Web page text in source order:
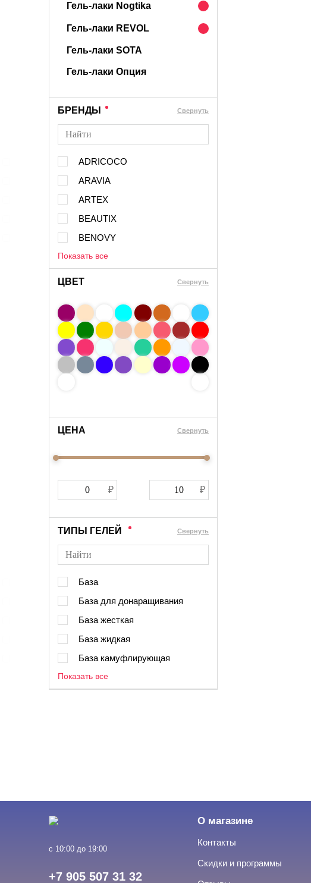
Гель-лаки Nogtika
Гель-лаки REVOL
Гель-лаки SOTA
Гель-лаки Опция
БРЕНДЫ Cвернуть
ADRICOCO
ARAVIA
ARTEX
BEAUTIX
BENOVY
Показать все
ЦВЕТ Свернуть
ЦЕНА Cвернуть
ТИПЫ ГЕЛЕЙ Cвернуть
База
База для донаращивания
База жесткая
База жидкая
База камуфлирующая
Показать все
с 10:00 до 19:00
+7 905 507 31 32
О магазине
Контакты
Скидки и программы